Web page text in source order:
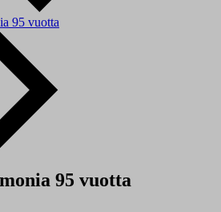
95 vuotta
95 vuotta